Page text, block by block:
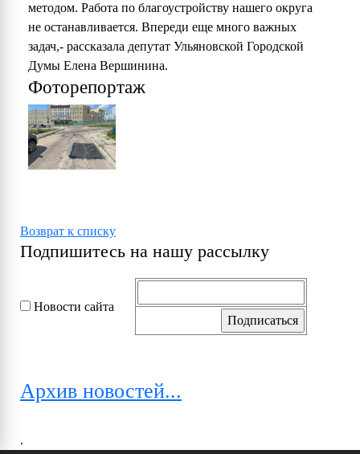
методом. Работа по благоустройству нашего округа
не останавливается. Впереди еще много важных
задач,- рассказала депутат Ульяновской Городской
Думы Елена Вершинина.
Фоторепортаж
Возврат к списку
Подпишитесь на нашу рассылку
Новости сайта
Архив новостей...
.